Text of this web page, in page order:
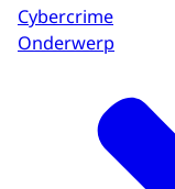
Cybercrime
Onderwerp